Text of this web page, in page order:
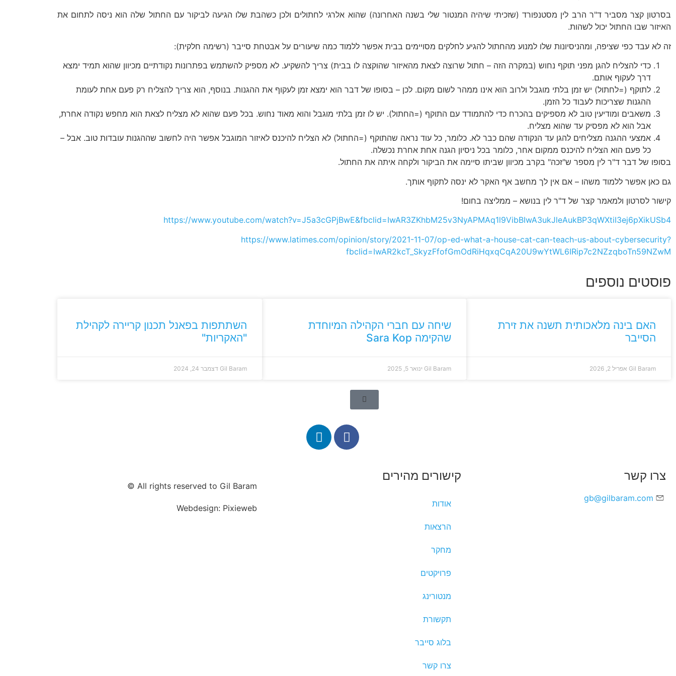
בסרטון קצר מסביר ד"ר הרב לין מסטנפורד (שזכיתי שיהיה המנטור שלי בשנה האחרונה) שהוא אלרגי לחתולים ולכן כשהבת שלו הגיעה לביקור עם החתול שלה הוא ניסה לתחום את
האיזור שבו החתול יכול לשהות.
זה לא עבד כפי שציפה, ומהניסיונות שלו למנוע מהחתול להגיע לחלקים מסויימים בבית אפשר ללמוד כמה שיעורים על אבטחת סייבר (רשימה חלקית):
כדי להצליח להגן מפני תוקף נחוש (במקרה הזה – חתול שרוצה לצאת מהאיזור שהוקצה לו בבית) צריך להשקיע. לא מספיק להשתמש בפתרונות נקודתיים מכיוון שהוא תמיד ימצא
דרך לעקוף אותם.
לתוקף (=לחתול) יש זמן בלתי מוגבל ולרוב הוא אינו ממהר לשום מקום. לכן – בסופו של דבר הוא ימצא זמן לעקוף את ההגנות. בנוסף, הוא צריך להצליח רק פעם אחת לעומת
ההגנות שצריכות לעבוד כל הזמן.
משאבים ומודיעין טוב לא מספיקים בהכרח כדי להתמודד עם התוקף (=החתול). יש לו זמן בלתי מוגבל והוא מאוד נחוש. בכל פעם שהוא לא מצליח לצאת הוא מחפש נקודה אחרת,
אבל הוא לא מפסיק עד שהוא מצליח.
אמצעי ההגנה מצליחים להגן עד הנקודה שהם כבר לא. כלומר, כל עוד נראה שהתוקף (=החתול) לא הצליח להיכנס לאיזור המוגבל אפשר היה לחשוב שההגנות עובדות טוב. אבל –
כל פעם הוא הצליח להיכנס ממקום אחר, כלומר בכל ניסיון הגנה אחת אחרת נכשלה.
בסופו של דבר ד"ר לין מספר ש"זכה" בקרב מכיוון שביתו סיימה את הביקור ולקחה איתה את החתול.
גם כאן אפשר ללמוד משהו – אם אין לך מחשב אף האקר לא ינסה לתקוף אותך.
קישור לסרטון ולמאמר קצר של ד"ר לין בנושא – ממליצה בחום!
https://www.youtube.com/watch?v=J5a3cGPjBwE&fbclid=IwAR3ZKhbM25v3NyAPMAq1l9VibBIwA3ukJleAukBP3qWXtiI3ej6pXikUSb4
https://www.latimes.com/opinion/story/2021-11-07/op-ed-what-a-house-cat-can-teach-us-about-cybersecurity?
fbclid=IwAR2kcT_SkyzFfofGmOdRiHqxqCqA20U9wYtWL6IRip7c2NZzqboTn59NZwM
פוסטים נוספים
האם בינה מלאכותית תשנה את זירת
הסייבר
Gil Baram אפריל 2, 2026
שיחה עם חברי הקהילה המיוחדת
שהקימה Sara Kop
Gil Baram ינואר 5, 2025
השתתפות בפאנל תכנון קריירה לקהילת
"האקריות"
Gil Baram דצמבר 24, 2024
צרו קשר
gb@gilbaram.com
קישורים מהירים
אודות
הרצאות
מחקר
פרויקטים
מנטורינג
תקשורת
בלוג סייבר
צרו קשר
All rights reserved to Gil Baram ©
Webdesign: Pixieweb